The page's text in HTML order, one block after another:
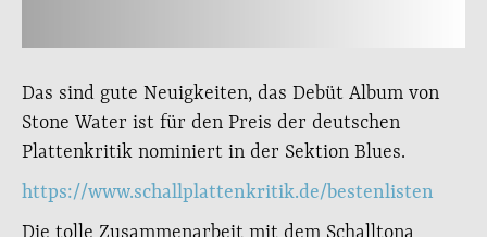
Das sind gute Neuigkeiten, das Debüt Album von
Stone Water ist für den Preis der deutschen
Plattenkritik nominiert in der Sektion Blues.
https://www.schallplattenkritik.de/bestenlisten
Die tolle Zusammenarbeit mit dem Schalltona